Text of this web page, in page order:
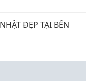
ĐẸP TẠI BẾN